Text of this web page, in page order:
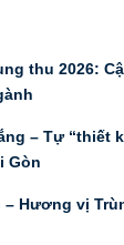
thu 2026:
– Tự “thiết
Gòn
– Hương vị